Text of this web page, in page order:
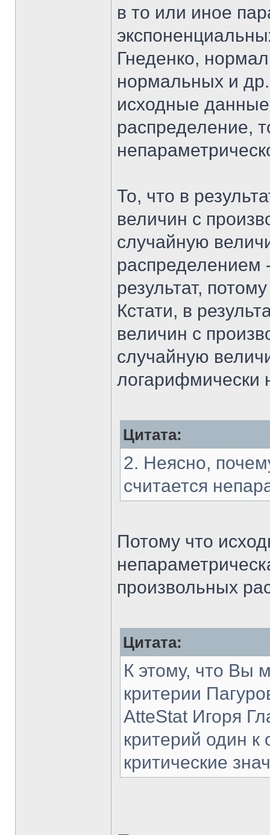
в то или иное
Гнеденко,
нормальных и
исходные
распределение,
То, что в
величин с
случайную
распределением
результат,
Кстати, в
величин с
случайную
логарифмически
Цитата:
2. Неясно,
считается
Потому что
произвольных
Цитата:
К этому, что Вы
критерии
AtteStat Игоря
критерий один
критические